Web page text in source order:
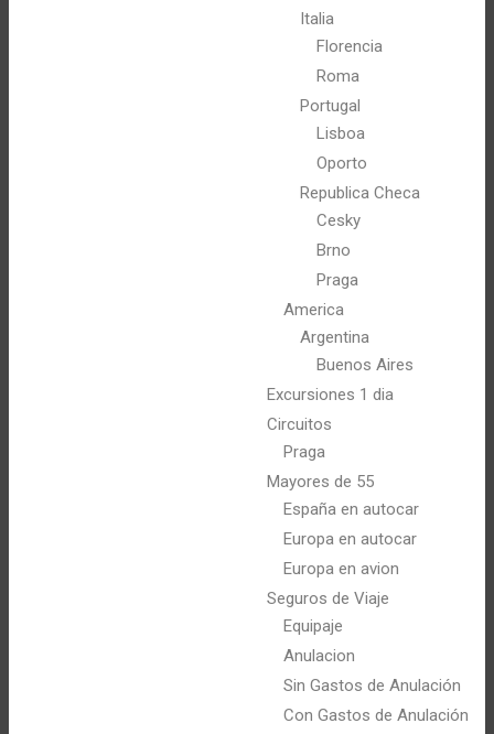
Italia
Florencia
Roma
Portugal
Lisboa
Oporto
Republica Checa
Cesky
Brno
Praga
America
Argentina
Buenos Aires
Excursiones 1 dia
Circuitos
Praga
Mayores de 55
España en autocar
Europa en autocar
Europa en avion
Seguros de Viaje
Equipaje
Anulacion
Sin Gastos de Anulación
Con Gastos de Anulación